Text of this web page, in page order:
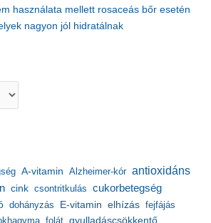
használata mellett rosaceás bőr esetén
nagyon jól hidratálnak
A-vitamin Alzheimer-kór antioxidáns
cink csontritkulás cukorbetegség
dohányzás E-vitamin elhízás fejfájás
folát gyulladáscsökkentő